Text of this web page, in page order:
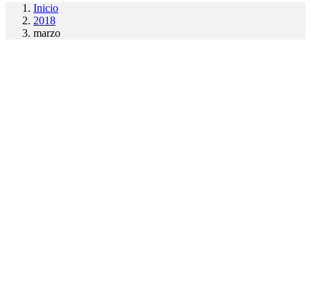
Inicio
2018
marzo